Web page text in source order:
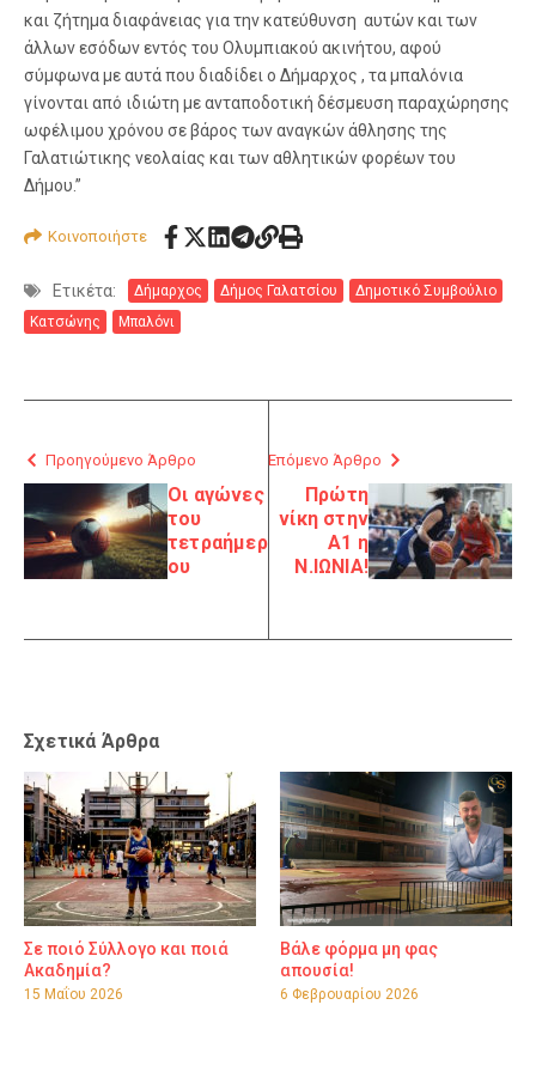
και ζήτημα διαφάνειας για την κατεύθυνση αυτών και των
άλλων εσόδων εντός του Ολυμπιακού ακινήτου, αφού
σύμφωνα με αυτά που διαδίδει ο Δήμαρχος , τα μπαλόνια
γίνονται από ιδιώτη με ανταποδοτική δέσμευση παραχώρησης
ωφέλιμου χρόνου σε βάρος των αναγκών άθλησης της
Γαλατιώτικης νεολαίας και των αθλητικών φορέων του
Δήμου.”
Κοινοποιήστε
Ετικέτα: Δήμαρχος Δήμος Γαλατσίου
Δημοτικό Συμβούλιο
Κατσώνης
Μπαλόνι
Προηγούμενο Άρθρο
Οι αγώνες
του
τετραήμερ
ου
Επόμενο Άρθρο
Πρώτη
νίκη στην
Α1 η
Ν.ΙΩΝΙΑ!
Σχετικά Άρθρα
Σε ποιό Σύλλογο και ποιά
Ακαδημία?
15 Μαΐου 2026
Βάλε φόρμα μη φας
απουσία!
6 Φεβρουαρίου 2026